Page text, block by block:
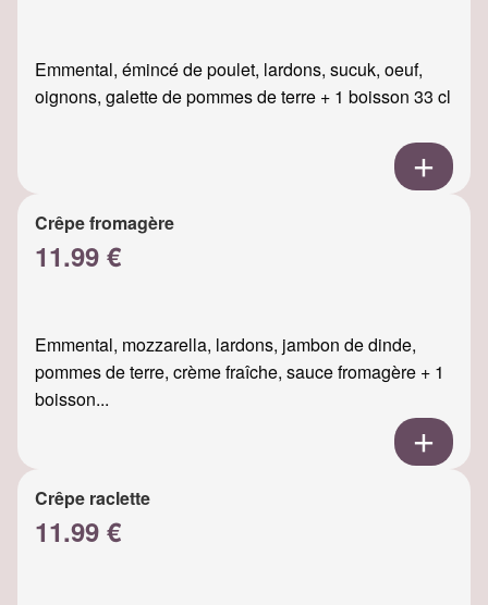
Emmental, émincé de poulet, lardons, sucuk, oeuf,
oignons, galette de pommes de terre + 1 boisson 33 cl
Crêpe fromagère
11.99 €
Emmental, mozzarella, lardons, jambon de dinde,
pommes de terre, crème fraîche, sauce fromagère + 1
boisson...
Crêpe raclette
11.99 €